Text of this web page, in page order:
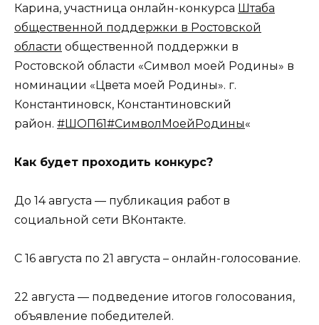
Карина, участница онлайн-конкурса Штаба
общественной поддержки в Ростовской
области общественной поддержки в
Ростовской области «Символ моей Родины» в
номинации «Цвета моей Родины». г.
Константиновск, Константиновский
район. #ШОП61#СимволМоейРодины«
Как будет проходить конкурс?
До 14 августа — публикация работ в
социальной сети ВКонтакте.
С 16 августа по 21 августа – онлайн-голосование.
22 августа — подведение итогов голосования,
объявление победителей.